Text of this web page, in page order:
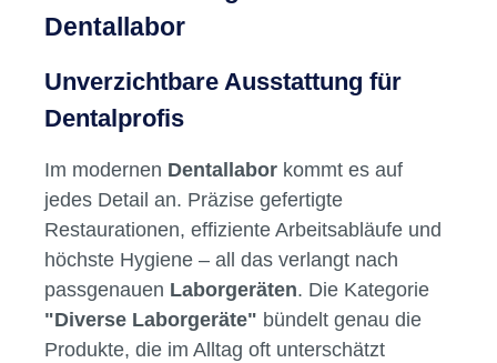
Dentallabor
Unverzichtbare Ausstattung für
Dentalprofis
Im modernen Dentallabor kommt es auf
jedes Detail an. Präzise gefertigte
Restaurationen, effiziente Arbeitsabläufe und
höchste Hygiene – all das verlangt nach
passgenauen Laborgeräten. Die Kategorie
"Diverse Laborgeräte" bündelt genau die
Produkte, die im Alltag oft unterschätzt